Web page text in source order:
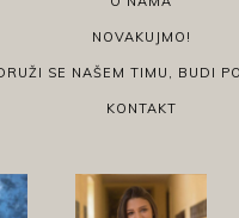
NOVAKUJMO!
SE NAŠEM TIMU, BUDI
KONTAKT